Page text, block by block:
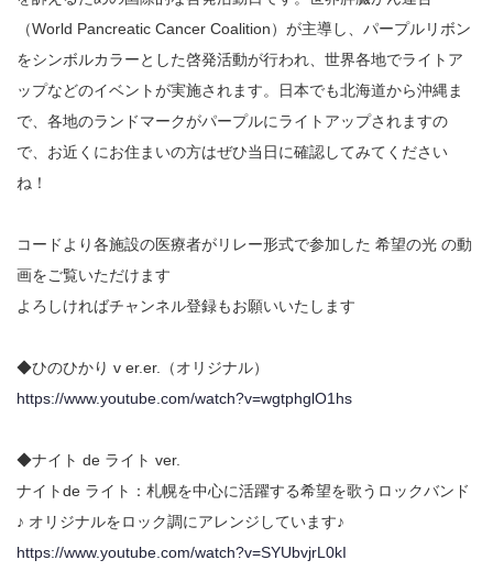
（World Pancreatic Cancer Coalition）が主導し、パープルリボン
をシンボルカラーとした啓発活動が行われ、世界各地でライトア
ップなどのイベントが実施されます。日本でも北海道から沖縄ま
で、各地のランドマークがパープルにライトアップされますの
で、お近くにお住まいの方はぜひ当日に確認してみてください
ね！
コードより各施設の医療者がリレー形式で参加した 希望の光 の動
画をご覧いただけます
よろしければチャンネル登録もお願いいたします
◆ひのひかり v er.er.（オリジナル）
https://www.youtube.com/watch?v=wgtphglO1hs
◆ナイト de ライト ver.
ナイトde ライト：札幌を中心に活躍する希望を歌うロックバンド
♪ オリジナルをロック調にアレンジしています♪
https://www.youtube.com/watch?v=SYUbvjrL0kI